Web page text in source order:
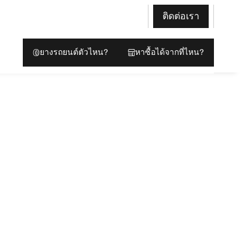
ติดต่อเรา
ยางรถยนต์ตัวไหน? หาซื้อได้จากที่ไหน?